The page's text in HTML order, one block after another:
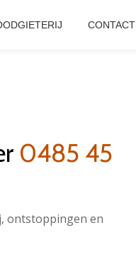
CONTACT
0485 45
ontstoppingen en